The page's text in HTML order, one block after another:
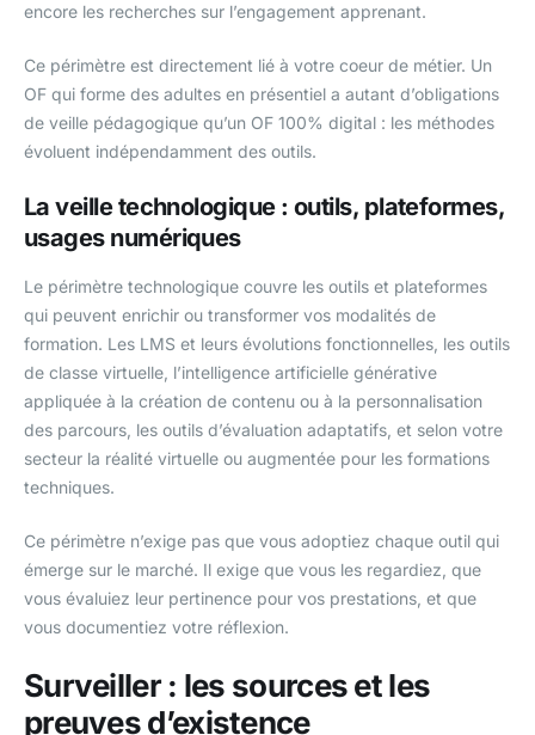
encore les recherches sur l’engagement apprenant.
Ce périmètre est directement lié à votre coeur de métier. Un
OF qui forme des adultes en présentiel a autant d’obligations
de veille pédagogique qu’un OF 100% digital : les méthodes
évoluent indépendamment des outils.
La veille technologique : outils, plateformes,
usages numériques
Le périmètre technologique couvre les outils et plateformes
qui peuvent enrichir ou transformer vos modalités de
formation. Les LMS et leurs évolutions fonctionnelles, les outils
de classe virtuelle, l’intelligence artificielle générative
appliquée à la création de contenu ou à la personnalisation
des parcours, les outils d’évaluation adaptatifs, et selon votre
secteur la réalité virtuelle ou augmentée pour les formations
techniques.
Ce périmètre n’exige pas que vous adoptiez chaque outil qui
émerge sur le marché. Il exige que vous les regardiez, que
vous évaluiez leur pertinence pour vos prestations, et que
vous documentiez votre réflexion.
Surveiller : les sources et les
preuves d’existence